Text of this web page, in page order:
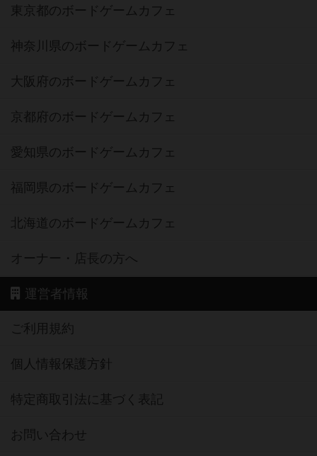
東京都のボードゲームカフェ
神奈川県のボードゲームカフェ
大阪府のボードゲームカフェ
京都府のボードゲームカフェ
愛知県のボードゲームカフェ
福岡県のボードゲームカフェ
北海道のボードゲームカフェ
オーナー・店長の方へ
運営者情報
ご利用規約
個人情報保護方針
特定商取引法に基づく表記
お問い合わせ